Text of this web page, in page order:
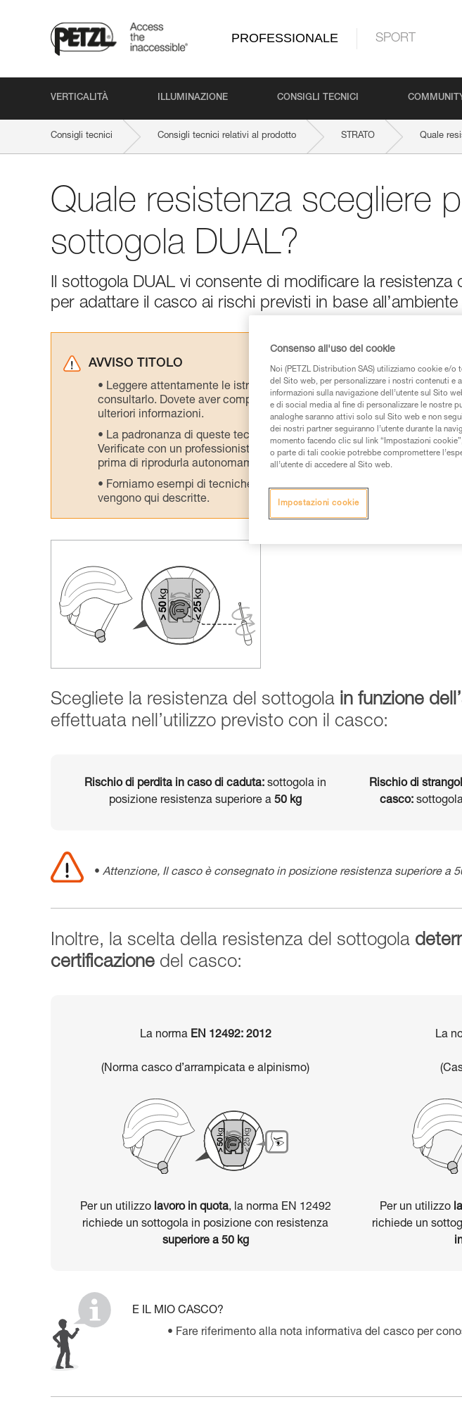
PROFESSIONALE SPORT
VERTICALITÀ ILLUMINAZIONE CONSIGLI TECNICI
Consigli tecnici Consigli tecnici relativi al prodotto STRATO Quale
Quale resistenza scegliere
sottogola DUAL?
Il sottogola DUAL vi consente di modificare la resistenza
per adattare il casco ai rischi previsti in base
AVVISO TITOLO
Leggere attentamente le istruzioni tecniche dei prodotti utilizzati in
consultarlo. Dovete aver compreso le informazioni dell’istruzione
ulteriori informazioni.
La padronanza di queste tecniche richiede una formazione ed un
Verificate con un professionista la vostra capacità di rifare la manovra,
prima di riprodurla autonomamente.
Forniamo esempi di tecniche relative alla vostra attività. Ne possono
vengono qui descritte.
Scegliete la resistenza del sottogola in funzione
effettuata nell’utilizzo previsto con il casco:
Rischio di perdita in caso di caduta: sottogola in
posizione resistenza superiore a50 kg
Rischio di
casco:
Attenzione, Il casco è consegnato in posizione resistenza superiore a
Inoltre, la scelta della resistenza del sottogola
certificazione del casco:
La norma EN 12492: 2012
(Norma casco d’arrampicata e alpinismo)
Per un utilizzo lavoro in quota, la norma EN 12492
richiede un sottogola in posizione con resistenza
superiore a 50 kg
La
Per un utilizzo
richiede un
E IL MIO CASCO?
Fare riferimento alla nota informativa del casco per
Consenso all'uso dei cookie
Noi (PETZL Distribution SAS) utilizziamo cookie e/
del Sito web, per personalizzare i nostri contenuti e
informazioni sulla navigazione dell’utente sul Sito
e di social media al fine di personalizzare le nostre
analoghe saranno attivi solo sul Sito web e non
dei nostri partner seguiranno l’utente durante la
momento facendo clic sul link “Impostazioni
o parte di tali cookie potrebbe compromettere
all’utente di accedere al Sito web.
Impostazioni cookie